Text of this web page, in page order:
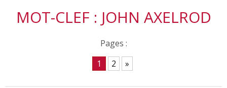
MOT-CLEF : JOHN AXELROD
Pages :
1
2 »